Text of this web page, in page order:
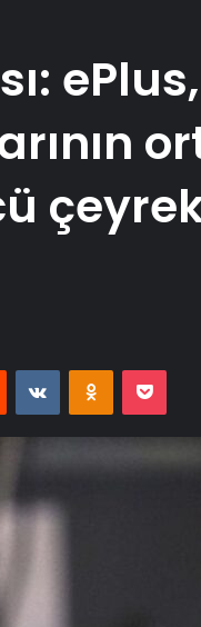
Reddit VKontakteOdnoklassniki